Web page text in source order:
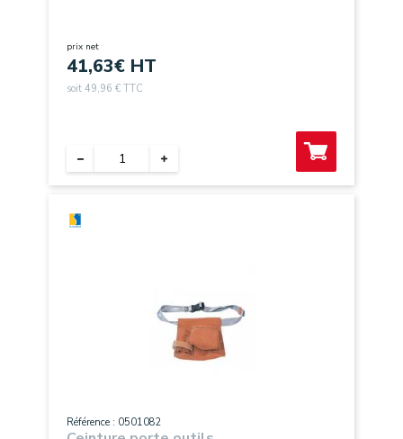
prix net
41,63€ HT
soit 49,96 € TTC
Référence : 0501082